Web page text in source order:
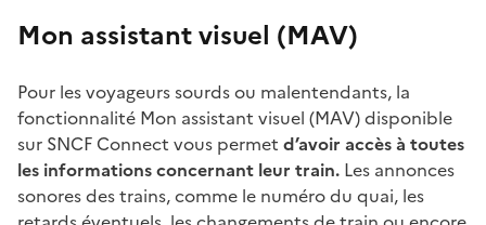
Mon assistant visuel (MAV)
Pour les voyageurs sourds ou malentendants, la
fonctionnalité Mon assistant visuel (MAV) disponible
sur SNCF Connect vous permet d’avoir accès à toutes
les informations concernant leur train. Les annonces
sonores des trains, comme le numéro du quai, les